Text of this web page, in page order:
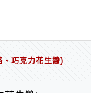
、巧克力花生醬)